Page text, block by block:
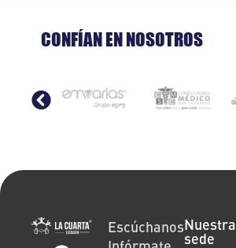
CONFÍAN EN NOSOTROS
EscúchanosNuestra
sede